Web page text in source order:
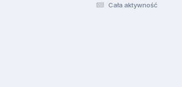
Cała aktywność